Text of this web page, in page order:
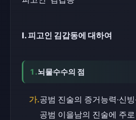
Ⅰ. 피고인 김갑동에 대하여
1.뇌물수수의 점
가.공범 진술의 증거능력·신
공범 이을남의 진술에 주로